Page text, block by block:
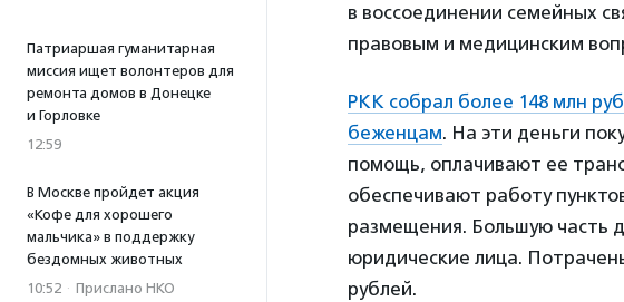
Патриаршая гуманитарная
миссия ищет волонтеров для
ремонта домов в Донецке
и Горловке
12:59
В Москве пройдет акция
«Кофе для хорошего
мальчика» в поддержку
бездомных животных
10:52 · Прислано НКО
в воссоединении семейных
правовым и медицинским
РКК собрал более 148 млн
беженцам. На эти деньги
помощь, оплачивают ее
обеспечивают работу
размещения. Большую часть
юридические лица.
рублей.